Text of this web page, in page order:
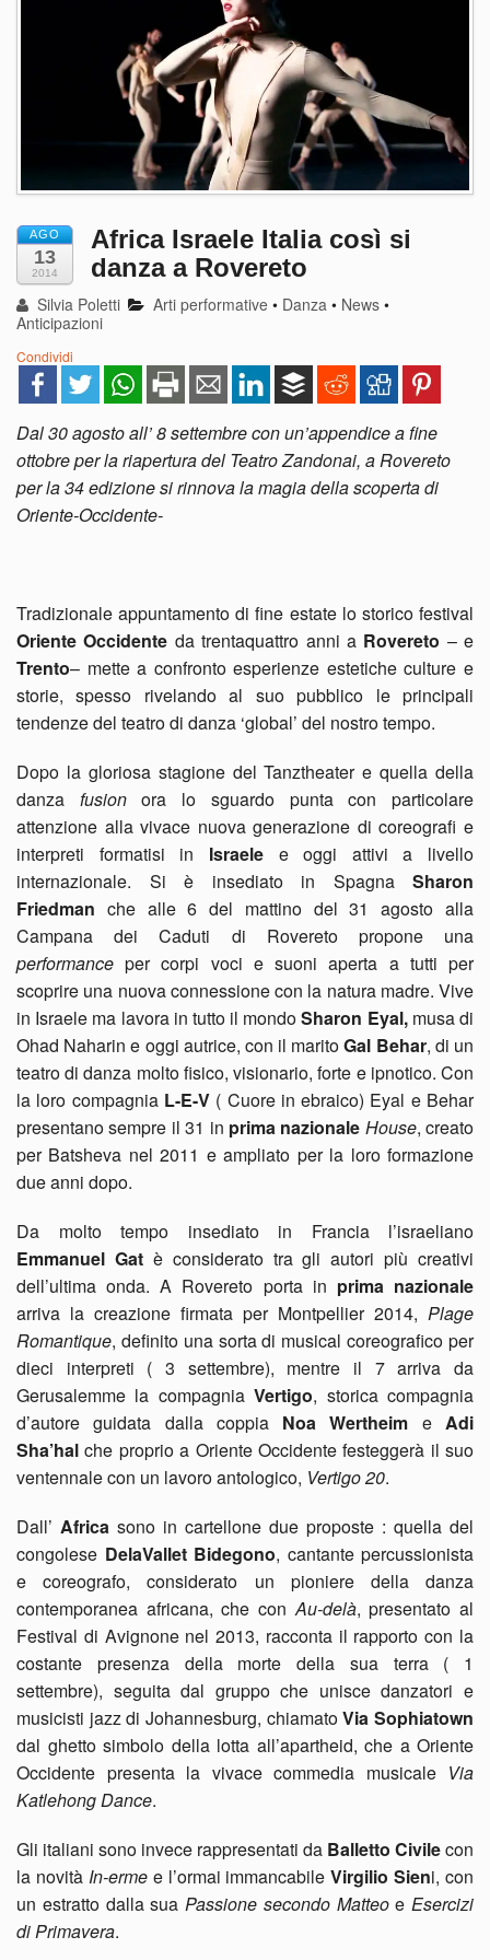
AGO
13
2014
Africa Israele Italia così si
danza a Rovereto
Silvia Poletti Arti performative • Danza • News •
Anticipazioni
Condividi
Dal 30 agosto all’ 8 settembre con un’appendice a fine
ottobre per la riapertura del Teatro Zandonai, a Rovereto
per la 34 edizione si rinnova la magia della scoperta di
Oriente-Occidente-
Tradizionale appuntamento di fine estate lo storico festival
Oriente Occidente da trentaquattro anni a Rovereto – e
Trento– mette a confronto esperienze estetiche culture e
storie, spesso rivelando al suo pubblico le principali
tendenze del teatro di danza ‘global’ del nostro tempo.
Dopo la gloriosa stagione del Tanztheater e quella della
danza fusionora lo sguardo punta con particolare
attenzione alla vivace nuova generazione di coreografi e
interpreti formatisi in Israelee oggi attivi a livello
internazionale. Si è insediato in Spagna Sharon
Friedman che alle 6 del mattino del 31 agosto alla
Campana dei Caduti di Rovereto propone una
performance per corpi voci e suoni aperta a tutti per
scoprire una nuova connessione con la natura madre. Vive
in Israele ma lavora in tutto il mondoSharon Eyal,musa di
Ohad Naharin e oggi autrice, con il maritoGal Behar, di un
teatro di danza molto fisico, visionario, forte e ipnotico. Con
la loro compagnia L-E-V( Cuore in ebraico) Eyal e Behar
presentano sempre il 31 in prima nazionale House, creato
per Batsheva nel 2011 e ampliato per la loro formazione
due anni dopo.
Da molto tempo insediato in Francia l’israeliano
Emmanuel Gatè considerato tra gli autori più creativi
dell’ultima onda. A Rovereto porta in prima nazionale
arriva la creazione firmata per Montpellier 2014, Plage
Romantique, definito una sorta di musical coreografico per
dieci interpreti ( 3 settembre), mentre il 7 arriva da
Gerusalemme la compagniaVertigo, storica compagnia
d’autore guidata dalla coppia Noa Wertheim eAdi
Sha’hal che proprio a Oriente Occidente festeggerà il suo
ventennale con un lavoro antologico, Vertigo 20.
Dall’ Africa sono in cartellone due proposte : quella del
congolese DelaVallet Bidegono, cantante percussionista
e coreografo, considerato un pioniere della danza
contemporanea africana, che conAu-delà, presentato al
Festival di Avignone nel 2013, racconta il rapporto con la
costante presenza della morte della sua terra ( 1
settembre), seguita dal gruppo che unisce danzatori e
musicisti jazz di Johannesburg, chiamatoVia Sophiatown
dal ghetto simbolo della lotta all’apartheid, che a Oriente
Occidente presenta la vivace commedia musicale Via
Katlehong Dance.
Gli italiani sono invece rappresentati da Balletto Civilecon
la novità In-ermee l’ormai immancabileVirgilio Sieni, con
un estratto dalla sua Passione secondo Matteoe Esercizi
di Primavera.